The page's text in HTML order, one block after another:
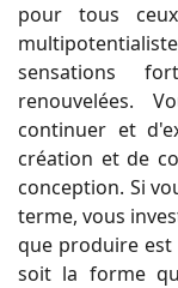
pour tous
sensations
renouvelées.
continuer et
création et de
conception. Si
terme, vous
que produire est
soit la forme